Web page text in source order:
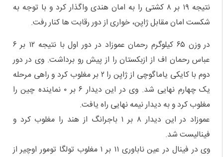
نتیجه ۱۹ بر ۸ کشتی را به امان هندی واگذار کرد و با توجه به
شکست امان مقابل ژاپن، خواری از دور رقابت ها کنار رفت.
در وزن ۶۵ کیلوگرم رحمان عموزاد در دور اول با نتیجه ۱۲ بر ۶
عباس رحمان اف از ازبکستان را از پیش رو برداشت. وی در دور
دوم با کایکی یاماگوچی از ژاپن را ۲ بر مغلوب کرد و راهی مرحله
یک چهارم نهایی شد. وی در این دیدار ۶ بر ۰ نماینده چین را
مغلوب کرد و به دیدار نیمه نهایی راه یافت.
عموزاد در این دیدار ۸ بر ۱ باجرانگ از هند را مغلوب کرد و
فینالیست شد.
وی در فینال در عین ناباوری ۱۱ بر ۱ مغلوب تولگا تومور اوچیر از